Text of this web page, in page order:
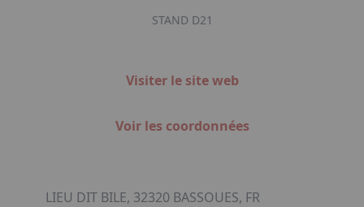
STAND D21
Visiter le site web
Voir les coordonnées
LIEU DIT BILE, 32320 BASSOUES, FR